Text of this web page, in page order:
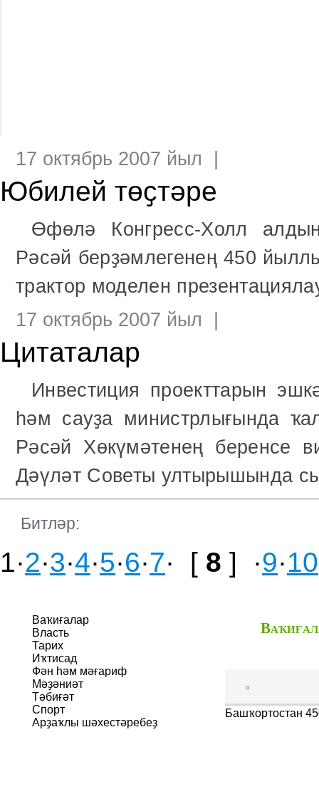
17 октябрь 2007 йыл |
Юбилей төҫтәре
Өфөлә Конгресс-Холл
Рәсәй берҙәмлегенең 450
трактор моделен
17 октябрь 2007 йыл |
Цитаталар
Инвестиция проекттарын
һәм сауҙа министрлығында
Рәсәй Хөкүмәтенең беренсе
Дәүләт Советы ултырышында
Битлəр:
1·2·3·4·5·6·7· [ 8 ] ·9·10
Ваҡиғалар
Власть
Тарих
Иҡтисад
Фән һәм мәғариф
Мәҙәниәт
Тәбиғәт
Спорт
Арҙаҡлы шәхестәребеҙ
¤
Башҡортостан